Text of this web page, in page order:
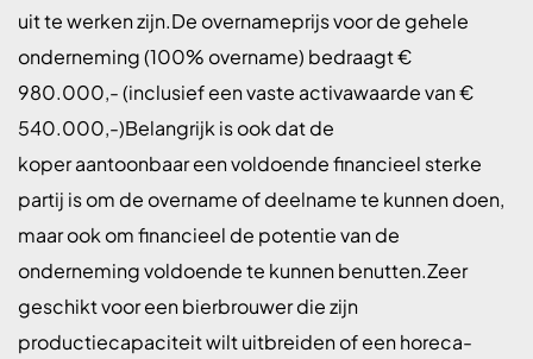
uit te werken zijn.De overnameprijs voor de gehele
onderneming (100% overname) bedraagt €
980.000,- (inclusief een vaste activawaarde van €
540.000,-)Belangrijk is ook dat de
koper aantoonbaar een voldoende financieel sterke
partij is om de overname of deelname te kunnen doen,
maar ook om financieel de potentie van de
onderneming voldoende te kunnen benutten.Zeer
geschikt voor een bierbrouwer die zijn
productiecapaciteit wilt uitbreiden of een horeca-